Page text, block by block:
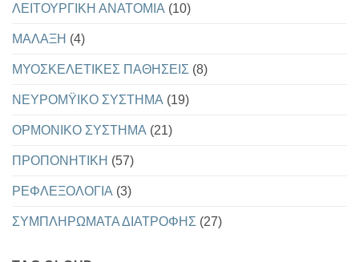
ΛΕΙΤΟΥΡΓΙΚΗ ΑΝΑΤΟΜΙΑ (10)
ΜΑΛΑΞΗ (4)
ΜΥΟΣΚΕΛΕΤΙΚΕΣ ΠΑΘΗΣΕΙΣ (8)
ΝΕΥΡΟΜΫΙΚΟ ΣΥΣΤΗΜΑ (19)
ΟΡΜΟΝΙΚΟ ΣΥΣΤΗΜΑ (21)
ΠΡΟΠΟΝΗΤΙΚΗ (57)
ΡΕΦΛΕΞΟΛΟΓΙΑ (3)
ΣΥΜΠΛΗΡΩΜΑΤΑ ΔΙΑΤΡΟΦΗΣ (27)